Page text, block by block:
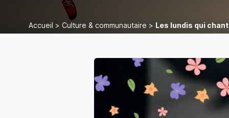
Accueil > Culture & communautaire > Les lundis qui